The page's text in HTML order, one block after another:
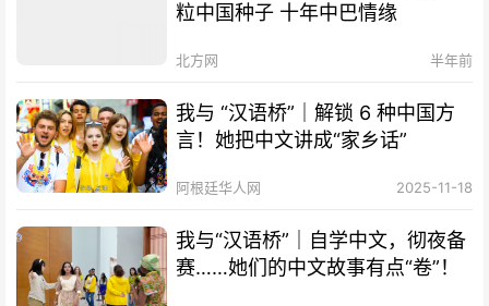
粒中国种子 十年中巴情缘
北方网 半年前
我与 “汉语桥”｜解锁 6 种中国方
言！她把中文讲成“家乡话”
阿根廷华人网 2025-11-18
我与“汉语桥”｜自学中文，彻夜备
赛……她们的中文故事有点“卷”！